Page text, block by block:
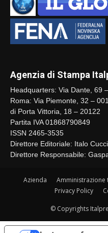
Agenzia di Stampa
Headquarters: Via Dante, 69
Roma: Via Piemonte, 32 –
di Porta Vittoria, 18 – 20122
Partita IVA 01868790849
ISSN 2465-3535
Direttore Editoriale: Italo Cucci
Direttore Responsabile:
Azienda Amministrazione
Privacy Policy
© Copyrights